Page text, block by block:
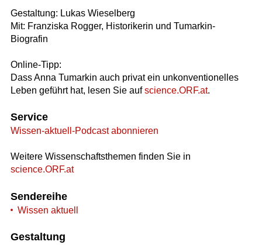
Gestaltung: Lukas Wieselberg
Mit: Franziska Rogger, Historikerin und Tumarkin-
Biografin
Online-Tipp:
Dass Anna Tumarkin auch privat ein unkonventionelles
Leben geführt hat, lesen Sie aufscience.ORF.at.
Service
Wissen-aktuell-Podcast abonnieren
Weitere Wissenschaftsthemen finden Sie in
science.ORF.at
Sendereihe
Wissen aktuell
Gestaltung